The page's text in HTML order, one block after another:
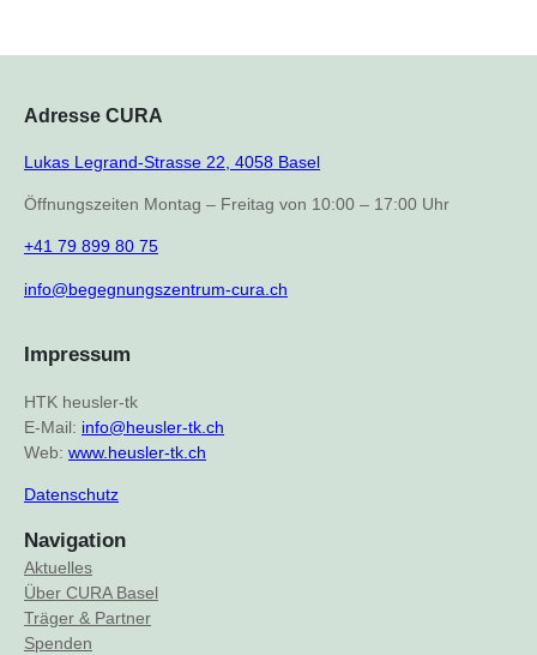
Adresse CURA
Lukas Legrand-Strasse 22, 4058 Basel
Öffnungszeiten Montag – Freitag von 10:00 – 17:00 Uhr
+41 79 899 80 75
info@begegnungszentrum-cura.ch
Impressum
HTK heusler-tk
E-Mail: info@heusler-tk.ch
Web: www.heusler-tk.ch
Datenschutz
Navigation
Aktuelles
Über CURA Basel
Träger & Partner
Spenden